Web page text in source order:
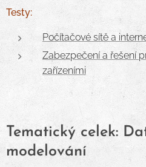
Testy:
Počítačové sítě a
Zabezpečení a řešení
zařízeními
Tematický celek:
modelování